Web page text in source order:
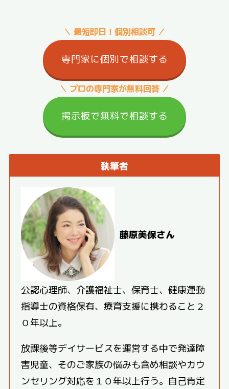
＼ 最短即日！個別相談可 ／
専門家に個別で相談する
＼ プロの専門家が無料回答 ／
掲示板で無料で相談する
執筆者
藤原美保さん
公認心理師、介護福祉士、保育士、健康運動
指導士の資格保有、療育支援に携わること２
０年以上。
放課後等デイサービスを運営する中で発達障
害児童、そのご家族の悩みも含め相談やカウ
ンセリング対応を１０年以上行う。自己肯定